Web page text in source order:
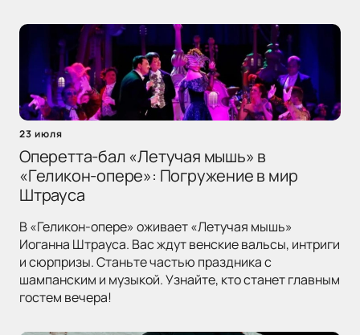
23 июля
Оперетта-бал «Летучая мышь» в
«Геликон-опере»: Погружение в мир
Штрауса
В «Геликон-опере» оживает «Летучая мышь»
Иоганна Штрауса. Вас ждут венские вальсы, интриги
и сюрпризы. Станьте частью праздника с
шампанским и музыкой. Узнайте, кто станет главным
гостем вечера!